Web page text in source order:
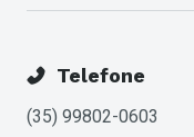
Telefone
(35) 99802-0603